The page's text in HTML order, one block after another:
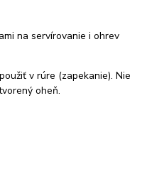
na servírovanie i ohrev
v rúre (zapekanie). Nie
oheň.